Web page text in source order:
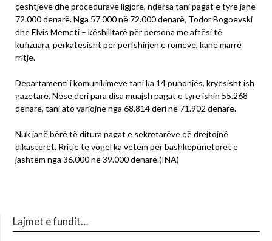
çështjeve dhe procedurave ligjore, ndërsa tani pagat e tyre janë
72.000 denarë. Nga 57.000 në 72.000 denarë, Todor Bogoevski
dhe Elvis Memeti – këshilltarë për persona me aftësi të
kufizuara, përkatësisht për përfshirjen e romëve, kanë marrë
rritje.
Departamenti i komunikimeve tani ka 14 punonjës, kryesisht ish
gazetarë. Nëse deri para disa muajsh pagat e tyre ishin 55.268
denarë, tani ato variojnë nga 68.814 deri në 71.902 denarë.
Nuk janë bërë të ditura pagat e sekretarëve që drejtojnë
dikasteret. Rritje të vogël ka vetëm për bashkëpunëtorët e
jashtëm nga 36.000 në 39.000 denarë.(INA)
Lajmet e fundit…